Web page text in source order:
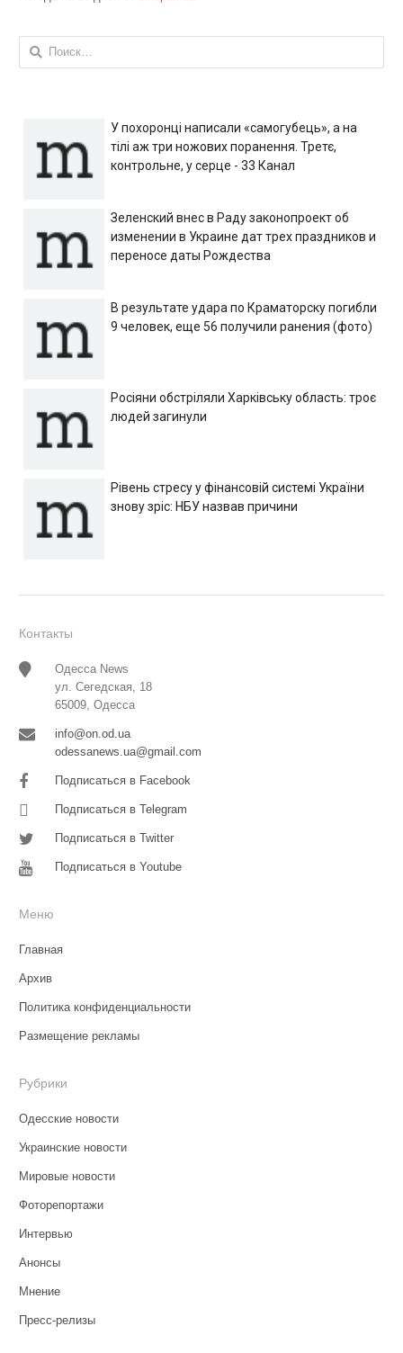
Найти:
У похоронці написали «самогубець», а на
тілі аж три ножових поранення. Третє,
контрольне, у серце - 33 Канал
Зеленский внес в Раду законопроект об
изменении в Украине дат трех праздников и
переносе даты Рождества
В результате удара по Краматорску погибли
9 человек, еще 56 получили ранения (фото)
Росіяни обстріляли Харківську область: троє
людей загинули
Рівень стресу у фінансовій системі України
знову зріс: НБУ назвав причини
Контакты
Одесса News
ул. Сегедская, 18
65009, Одесса
info@on.od.ua
odessanews.ua@gmail.com
Подписаться в Facebook
Подписаться в Telegram
Подписаться в Twitter
Подписаться в Youtube
Меню
Главная
Архив
Политика конфиденциальности
Размещение рекламы
Рубрики
Одесские новости
Украинские новости
Мировые новости
Фоторепортажи
Интервью
Анонсы
Мнение
Пресс-релизы